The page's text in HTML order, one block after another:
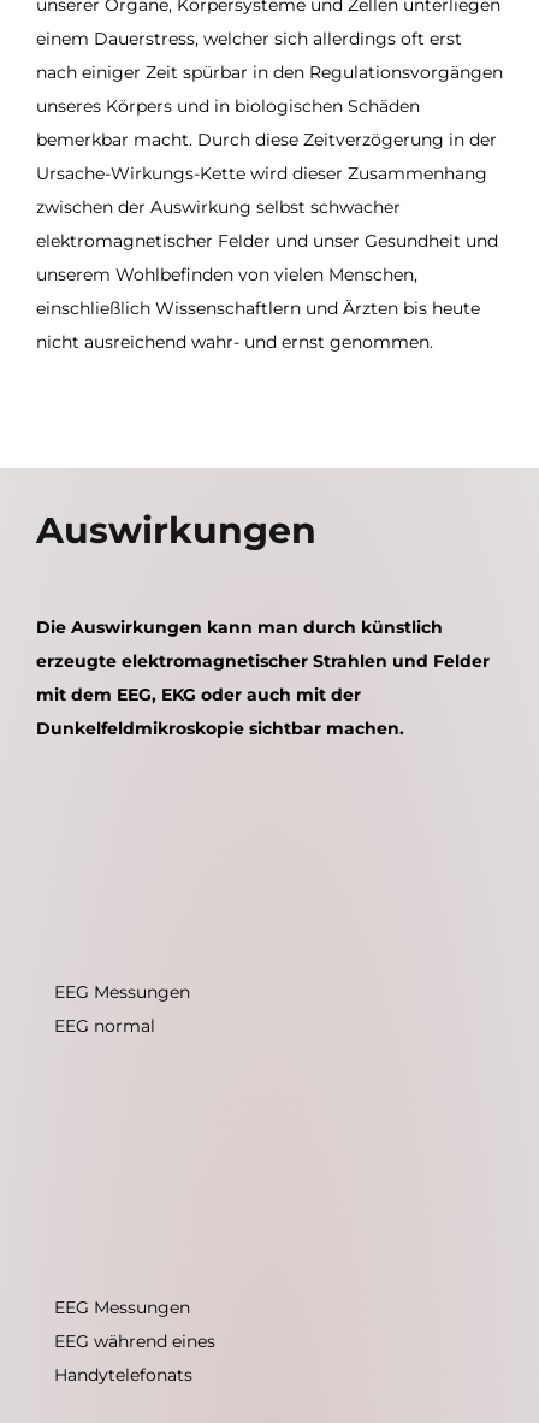
unserer Organe, Körpersysteme und Zellen unterliegen
einem Dauerstress, welcher sich allerdings oft erst
nach einiger Zeit spürbar in den Regulationsvorgängen
unseres Körpers und in biologischen Schäden
bemerkbar macht. Durch diese Zeitverzögerung in der
Ursache-Wirkungs-Kette wird dieser Zusammenhang
zwischen der Auswirkung selbst schwacher
elektromagnetischer Felder und unser Gesundheit und
unserem Wohlbefinden von vielen Menschen,
einschließlich Wissenschaftlern und Ärzten bis heute
nicht ausreichend wahr- und ernst genommen.
Auswirkungen
Die Auswirkungen kann man durch künstlich
erzeugte elektromagnetischer Strahlen und Felder
mit dem EEG, EKG oder auch mit der
Dunkelfeldmikroskopie sichtbar machen.
EEG Messungen
EEG normal
EEG Messungen
EEG während eines
Handytelefonats